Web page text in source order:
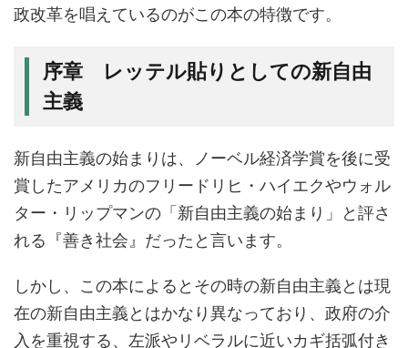
政改革を唱えているのがこの本の特徴です。
序章 レッテル貼りとしての新自由
主義
新自由主義の始まりは、ノーベル経済学賞を後に受
賞したアメリカのフリードリヒ・ハイエクやウォル
ター・リップマンの「新自由主義の始まり」と評さ
れる『善き社会』だったと言います。
しかし、この本によるとその時の新自由主義とは現
在の新自由主義とはかなり異なっており、政府の介
入を重視する、左派やリベラルに近いカギ括弧付き